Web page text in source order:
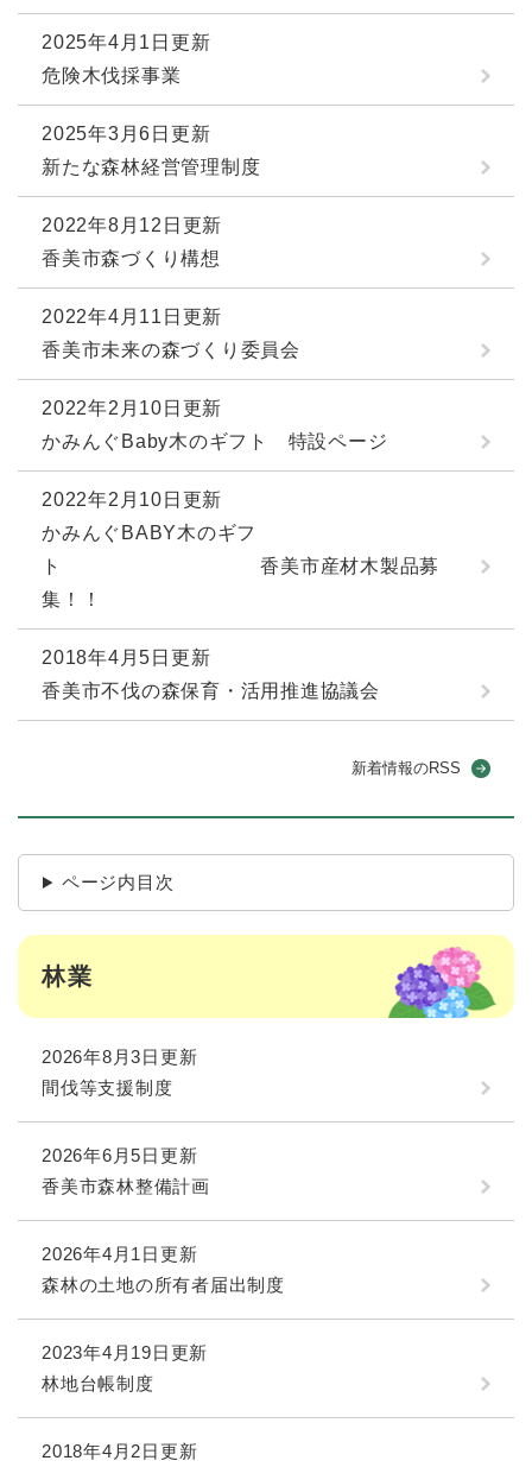
2025年4月1日更新
危険木伐採事業
2025年3月6日更新
新たな森林経営管理制度
2022年8月12日更新
香美市森づくり構想
2022年4月11日更新
香美市未来の森づくり委員会
2022年2月10日更新
かみんぐBaby木のギフト 特設ページ
2022年2月10日更新
かみんぐBABY木のギフ
ト 香美市産材木製品募
集！！
2018年4月5日更新
香美市不伐の森保育・活用推進協議会
新着情報のRSS
ページ内目次
林業
2026年8月3日更新
間伐等支援制度
2026年6月5日更新
香美市森林整備計画
2026年4月1日更新
森林の土地の所有者届出制度
2023年4月19日更新
林地台帳制度
2018年4月2日更新